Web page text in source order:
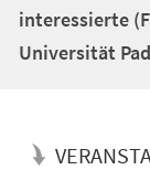
interessierte
Universität